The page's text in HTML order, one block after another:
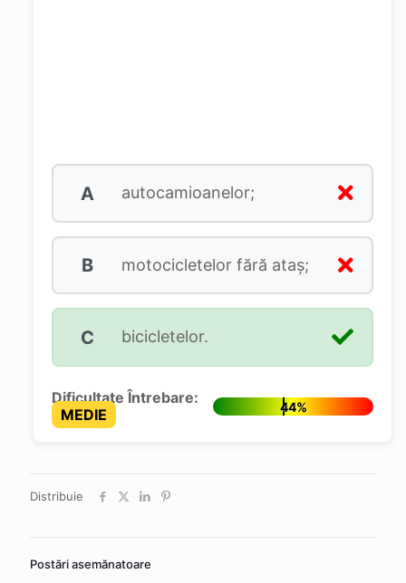
A autocamioanelor;
B motocicletelor fără ataș;
C bicicletelor.
Dificultate Întrebare:
MEDIE
44%
Distribuie
Postări asemănatoare